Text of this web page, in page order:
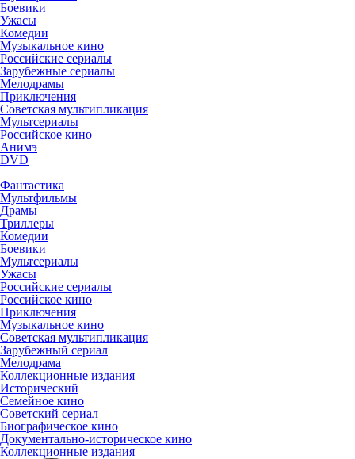
Боевики
Ужасы
Комедии
Музыкальное кино
Российские сериалы
Зарубежные сериалы
Мелодрамы
Приключения
Советская мультипликация
Мультсериалы
Российское кино
Анимэ
DVD
Фантастика
Мультфильмы
Драмы
Триллеры
Комедии
Боевики
Мультсериалы
Ужасы
Российские сериалы
Российское кино
Приключения
Музыкальное кино
Советская мультипликация
Зарубежный сериал
Мелодрама
Коллекционные издания
Исторический
Семейное кино
Советский сериал
Биографическое кино
Документально-историческое кино
Коллекционные издания